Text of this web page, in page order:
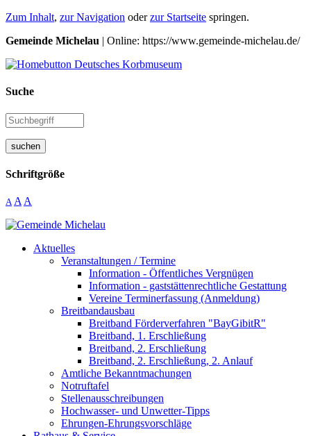
Zum Inhalt, zur Navigation oderzur Startseite springen.
Gemeinde Michelau | Online: https://www.gemeinde-michelau.de/
Suche
suchen
Schriftgröße
A A A
Aktuelles
Veranstaltungen / Termine
Information - Öffentliches Vergnügen
Information - gaststättenrechtliche Gestattung
Vereine Terminerfassung (Anmeldung)
Breitbandausbau
Breitband Förderverfahren "BayGibitR"
Breitband, 1. Erschließung
Breitband, 2. Erschließung
Breitband, 2. Erschließung, 2. Anlauf
Amtliche Bekanntmachungen
Notruftafel
Stellenausschreibungen
Hochwasser- und Unwetter-Tipps
Ehrungen-Ehrungsvorschläge